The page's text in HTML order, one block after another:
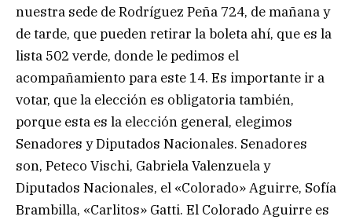
nuestra sede de Rodríguez Peña 724, de mañana y
de tarde, que pueden retirar la boleta ahí, que es la
lista 502 verde, donde le pedimos el
acompañamiento para este 14. Es importante ir a
votar, que la elección es obligatoria también,
porque esta es la elección general, elegimos
Senadores y Diputados Nacionales. Senadores
son, Peteco Vischi, Gabriela Valenzuela y
Diputados Nacionales, el «Colorado» Aguirre, Sofía
Brambilla, «Carlitos» Gatti. El Colorado Aguirre es